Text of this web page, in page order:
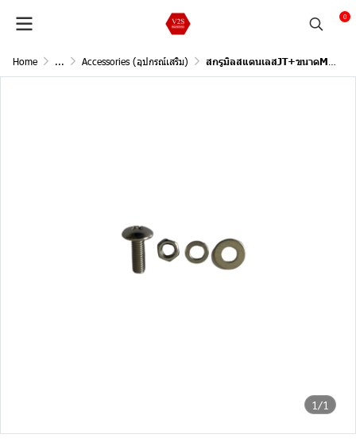
0
Home ... Accessories (อุปกรณ์เสริม) สกรูมิลสแตนเลสJT+ขนาดM5 ยาว15 mm. + แหวนสปริง+อีแป๊ะ+น็อตตัวเมีย (100pc)
1/1